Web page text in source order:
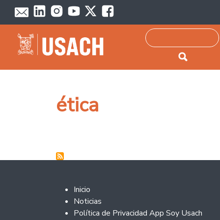
Passar para o conteúdo principal
Pesquisar
ética
Footer 2
Inicio
Noticias
Política de Privacidad App Soy Usach